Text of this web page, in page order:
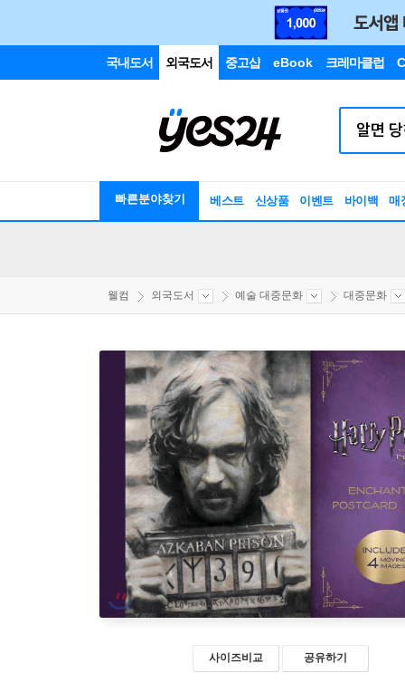
국내도서 외국도서 중고샵 eBook 크레마클럽
빠른분야찾기 베스트 신상품 이벤트 바이백 매
웰컴 외국도서 예술 대중문화 대중문화
사이즈비교 공유하기